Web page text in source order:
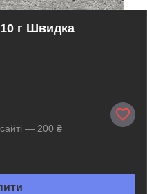
г Швидка
— 200 ₴